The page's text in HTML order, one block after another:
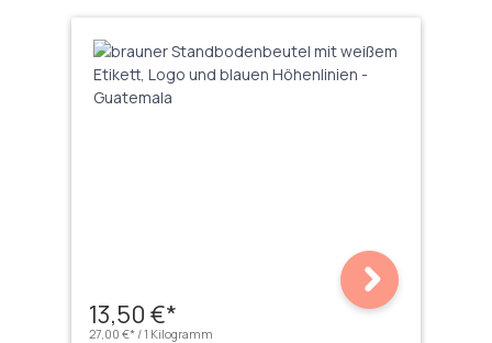
13,50 €*
27,00 €* / 1 Kilogramm